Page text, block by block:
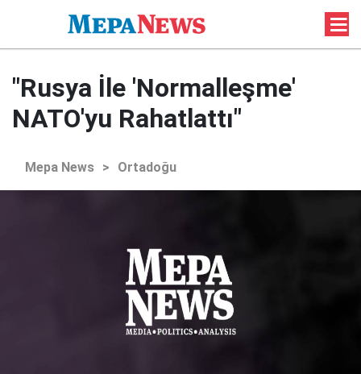
"Rusya İle 'Normalleşme'
NATO'yu Rahatlattı"
Mepa News > Ortadoğu